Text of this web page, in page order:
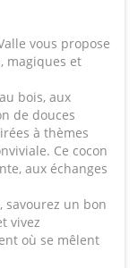
vous propose
magiques et
bois, aux
de douces
à thèmes
Ce cocon
aux échanges
savourez un bon
vivez
où se mêlent